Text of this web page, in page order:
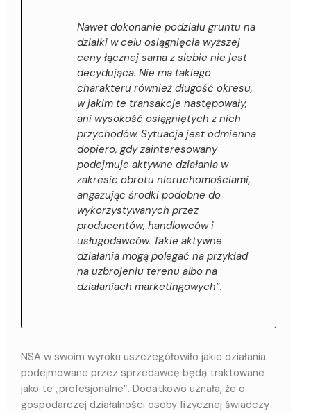
Nawet dokonanie podziału gruntu na
działki w celu osiągnięcia wyższej
ceny łącznej sama z siebie nie jest
decydująca. Nie ma takiego
charakteru również długość okresu,
w jakim te transakcje następowały,
ani wysokość osiągniętych z nich
przychodów. Sytuacja jest odmienna
dopiero, gdy zainteresowany
podejmuje aktywne działania w
zakresie obrotu nieruchomościami,
angażując środki podobne do
wykorzystywanych przez
producentów, handlowców i
usługodawców. Takie aktywne
działania mogą polegać na przykład
na uzbrojeniu terenu albo na
działaniach marketingowych”.
NSA w swoim wyroku uszczegółowiło jakie działania
podejmowane przez sprzedawcę będą traktowane
jako te „profesjonalne”. Dodatkowo uznała, że o
gospodarczej działalności osoby fizycznej świadczy